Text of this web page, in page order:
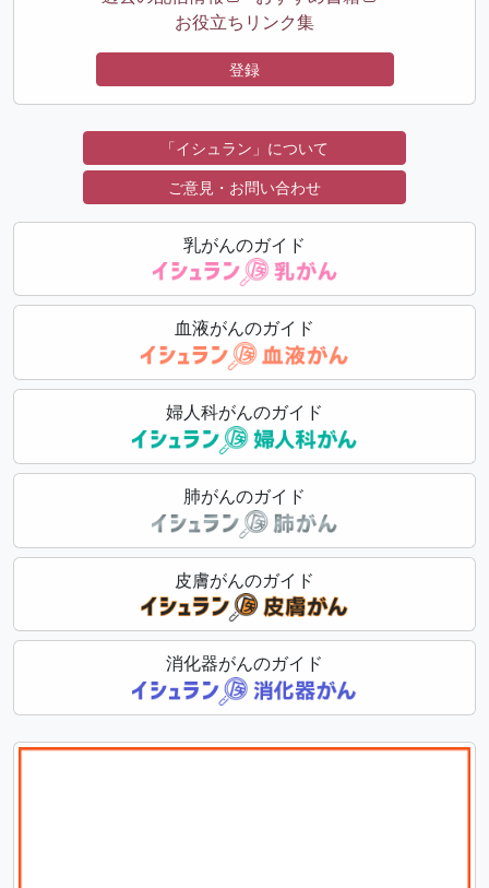
お役立ちリンク集
登録
「イシュラン」について
ご意見・お問い合わせ
乳がんのガイド
血液がんのガイド
婦人科がんのガイド
肺がんのガイド
皮膚がんのガイド
消化器がんのガイド